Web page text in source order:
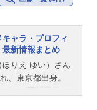
ャラ・プロフィ
新情報まとめ
りえ ゆい）さん
、東京都出身。